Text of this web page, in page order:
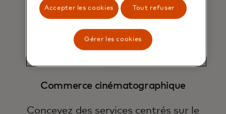
Commerce cinématographique
Concevez des services centrés sur le
Accepter les cookies Tout refuser
Gérer les cookies